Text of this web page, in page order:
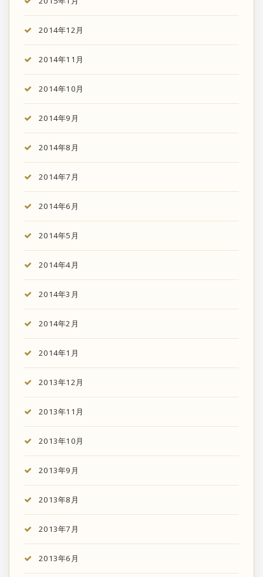
2014年12月
2014年11月
2014年10月
2014年9月
2014年8月
2014年7月
2014年6月
2014年5月
2014年4月
2014年3月
2014年2月
2014年1月
2013年12月
2013年11月
2013年10月
2013年9月
2013年8月
2013年7月
2013年6月